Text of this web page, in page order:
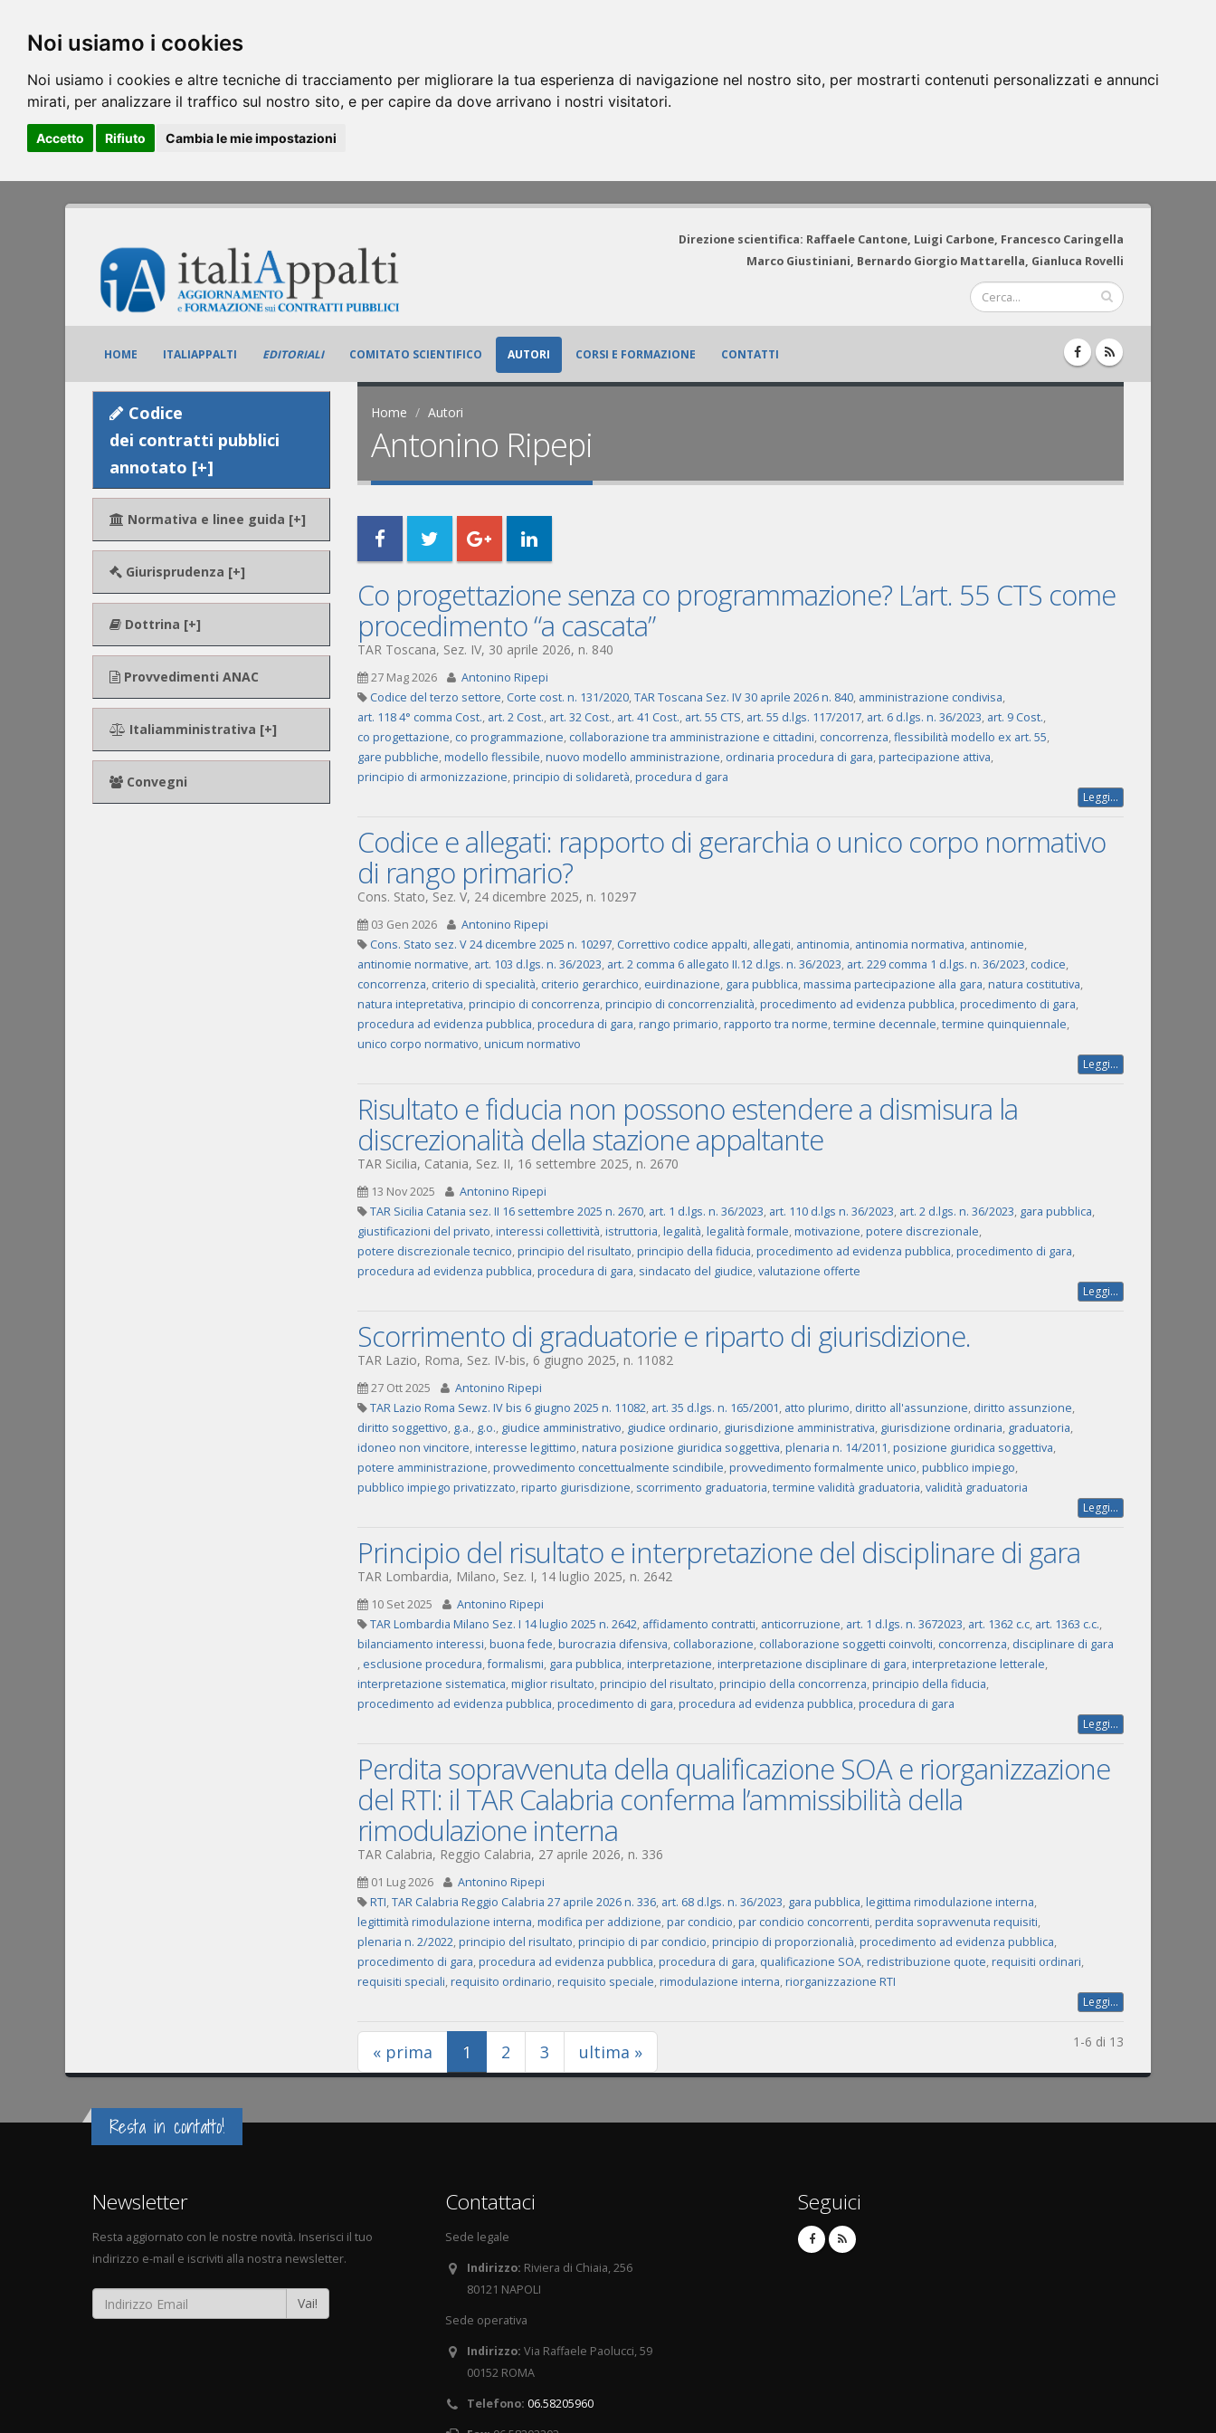
Noi usiamo i cookies
Noi usiamo i cookies e altre tecniche di tracciamento per migliorare la tua esperienza di navigazione nel nostro sito, per mostrarti contenuti personalizzati e annunci
mirati, per analizzare il traffico sul nostro sito, e per capire da dove arrivano i nostri visitatori.
Accetto Rifiuto Cambia le mie impostazioni
Direzione scientifica: Raffaele Cantone, Luigi Carbone, Francesco Caringella
Marco Giustiniani, Bernardo Giorgio Mattarella, Gianluca Rovelli
HOME ITALIAPPALTI EDITORIALI COMITATO SCIENTIFICO AUTORI CORSI E FORMAZIONE CONTATTI
Codice
dei contratti pubblici
annotato [+]
Normativa e linee guida [+]
Giurisprudenza [+]
Dottrina [+]
Provvedimenti ANAC
Italiamministrativa [+]
Convegni
Home Autori
Antonino Ripepi
Co progettazione senza co programmazione? L’art. 55 CTS come
procedimento “a cascata”
TAR Toscana, Sez. IV, 30 aprile 2026, n. 840
27 Mag 2026
Antonino Ripepi
Codice del terzo settore, Corte cost. n. 131/2020,TAR Toscana Sez. IV 30 aprile 2026 n. 840, amministrazione condivisa,
art. 118 4° comma Cost., art. 2 Cost., art. 32 Cost., art. 41 Cost., art. 55 CTS, art. 55 d.lgs. 117/2017, art. 6 d.lgs. n. 36/2023, art. 9 Cost.,
co progettazione, co programmazione, collaborazione tra amministrazione e cittadini, concorrenza,flessibilità modello ex art. 55,
gare pubbliche,modello flessibile,nuovo modello amministrazione, ordinaria procedura di gara,partecipazione attiva,
principio di armonizzazione,principio di solidaretà,procedura d gara
Leggi...
Codice e allegati: rapporto di gerarchia o unico corpo normativo
di rango primario?
Cons. Stato, Sez. V, 24 dicembre 2025, n. 10297
03 Gen 2026
Antonino Ripepi
Cons. Stato sez. V 24 dicembre 2025 n. 10297, Correttivo codice appalti, allegati, antinomia, antinomia normativa, antinomie,
antinomie normative, art. 103 d.lgs. n. 36/2023, art. 2 comma 6 allegato II.12 d.lgs. n. 36/2023, art. 229 comma 1 d.lgs. n. 36/2023, codice,
concorrenza, criterio di specialità, criterio gerarchico, euirdinazione, gara pubblica,massima partecipazione alla gara,natura costitutiva,
natura intepretativa,principio di concorrenza,principio di concorrenzialità,procedimento ad evidenza pubblica,procedimento di gara,
procedura ad evidenza pubblica,procedura di gara,rango primario,rapporto tra norme,termine decennale,termine quinquiennale,
unico corpo normativo,unicum normativo
Leggi...
Risultato e fiducia non possono estendere a dismisura la
discrezionalità della stazione appaltante
TAR Sicilia, Catania, Sez. II, 16 settembre 2025, n. 2670
13 Nov 2025
Antonino Ripepi
TAR Sicilia Catania sez. II 16 settembre 2025 n. 2670, art. 1 d.lgs. n. 36/2023, art. 110 d.lgs n. 36/2023, art. 2 d.lgs. n. 36/2023, gara pubblica,
giustificazioni del privato,interessi collettività,istruttoria,legalità,legalità formale,motivazione,potere discrezionale,
potere discrezionale tecnico,principio del risultato,principio della fiducia,procedimento ad evidenza pubblica,procedimento di gara,
procedura ad evidenza pubblica,procedura di gara, sindacato del giudice,valutazione offerte
Leggi...
Scorrimento di graduatorie e riparto di giurisdizione.
TAR Lazio, Roma, Sez. IV-bis, 6 giugno 2025, n. 11082
27 Ott 2025
Antonino Ripepi
TAR Lazio Roma Sewz. IV bis 6 giugno 2025 n. 11082, art. 35 d.lgs. n. 165/2001, atto plurimo, diritto all'assunzione, diritto assunzione,
diritto soggettivo, g.a., g.o., giudice amministrativo, giudice ordinario, giurisdizione amministrativa, giurisdizione ordinaria, graduatoria,
idoneo non vincitore,interesse legittimo,natura posizione giuridica soggettiva,plenaria n. 14/2011,posizione giuridica soggettiva,
potere amministrazione,provvedimento concettualmente scindibile,provvedimento formalmente unico,pubblico impiego,
pubblico impiego privatizzato,riparto giurisdizione, scorrimento graduatoria,termine validità graduatoria,validità graduatoria
Leggi...
Principio del risultato e interpretazione del disciplinare di gara
TAR Lombardia, Milano, Sez. I, 14 luglio 2025, n. 2642
10 Set 2025
Antonino Ripepi
TAR Lombardia Milano Sez. I 14 luglio 2025 n. 2642, affidamento contratti, anticorruzione, art. 1 d.lgs. n. 3672023, art. 1362 c.c, art. 1363 c.c.,
bilanciamento interessi,buona fede,burocrazia difensiva, collaborazione, collaborazione soggetti coinvolti, concorrenza, disciplinare di gara
, esclusione procedura,formalismi, gara pubblica,interpretazione,interpretazione disciplinare di gara,interpretazione letterale,
interpretazione sistematica,miglior risultato,principio del risultato,principio della concorrenza,principio della fiducia,
procedimento ad evidenza pubblica,procedimento di gara,procedura ad evidenza pubblica,procedura di gara
Leggi...
Perdita sopravvenuta della qualificazione SOA e riorganizzazione
del RTI: il TAR Calabria conferma l’ammissibilità della
rimodulazione interna
TAR Calabria, Reggio Calabria, 27 aprile 2026, n. 336
01 Lug 2026
Antonino Ripepi
RTI,TAR Calabria Reggio Calabria 27 aprile 2026 n. 336, art. 68 d.lgs. n. 36/2023, gara pubblica,legittima rimodulazione interna,
legittimità rimodulazione interna,modifica per addizione,par condicio,par condicio concorrenti,perdita sopravvenuta requisiti,
plenaria n. 2/2022,principio del risultato,principio di par condicio,principio di proporzionalià,procedimento ad evidenza pubblica,
procedimento di gara,procedura ad evidenza pubblica,procedura di gara, qualificazione SOA,redistribuzione quote,requisiti ordinari,
requisiti speciali,requisito ordinario,requisito speciale,rimodulazione interna,riorganizzazione RTI
Leggi...
« prima 1 (current)
2 3 ultima » 1-6 di 13
Resta in contatto!
Newsletter
Resta aggiornato con le nostre novità. Inserisci il tuo
indirizzo e-mail e iscriviti alla nostra newsletter.
Vai!
Contattaci
Sede legale
Indirizzo: Riviera di Chiaia, 256
80121 NAPOLI
Sede operativa
Indirizzo: Via Raffaele Paolucci, 59
00152 ROMA
Telefono: 06.58205960
Seguici